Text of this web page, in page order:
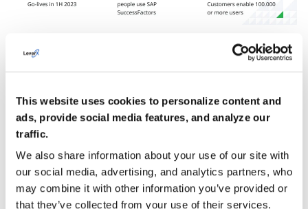
This website uses cookies to personalize content and
ads, provide social media features, and analyze our
traffic.
We also share information about your use of our site with
our social media, advertising, and analytics partners, who
may combine it with other information you’ve provided or
that they’ve collected from your use of their services.
Figura 1. Introduzione alla soluzione SAP